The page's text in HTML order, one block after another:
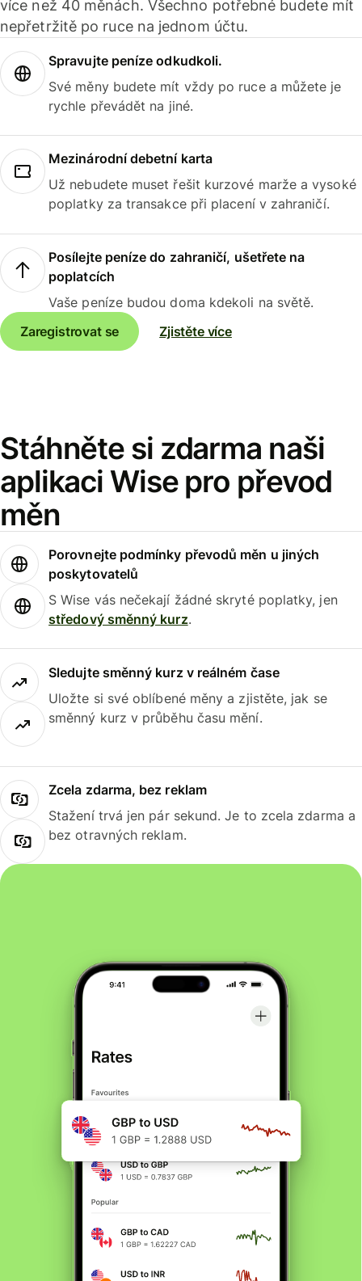
více než 40 měnách. Všechno potřebné budete mít
nepřetržitě po ruce na jednom účtu.
Spravujte peníze odkudkoli.
Své měny budete mít vždy po ruce a můžete je
rychle převádět na jiné.
Mezinárodní debetní karta
Už nebudete muset řešit kurzové marže a vysoké
poplatky za transakce při placení v zahraničí.
Posílejte peníze do zahraničí, ušetřete na
poplatcích
Vaše peníze budou doma kdekoli na světě.
Zaregistrovat se
Zjistěte více
Stáhněte si zdarma naši
aplikaci Wise pro převod
měn
Porovnejte podmínky převodů měn u jiných
poskytovatelů
S Wise vás nečekají žádné skryté poplatky, jen
středový směnný kurz.
Sledujte směnný kurz v reálném čase
Uložte si své oblíbené měny a zjistěte, jak se
směnný kurz v průběhu času mění.
Zcela zdarma, bez reklam
Stažení trvá jen pár sekund. Je to zcela zdarma a
bez otravných reklam.